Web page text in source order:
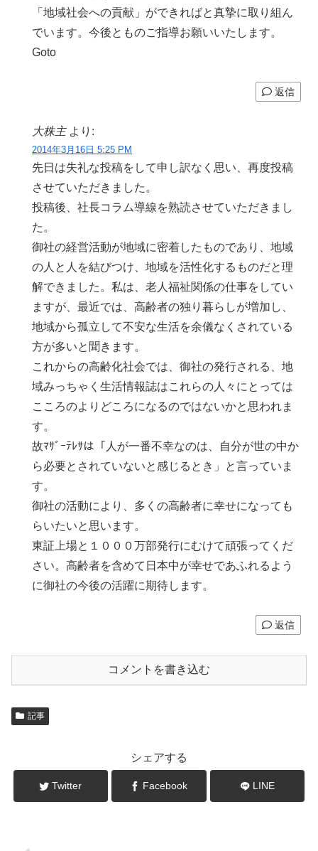
「地域社会への貢献」ができればと真摯に取り組ん
でいます。今後とものご指導お願いいたします。
Goto
返信
大株主 より:
2014年3月16日 5:25 PM
先日は失礼な投稿をして申し訳なく思い、再度投稿
させていただきました。
投稿後、社長コラム導線を熟読させていただきまし
た。
御社の経営活動が地域に密着したものであり、地域
の人と人を結びつけ、地域を活性化するものだと理
解できました。私は、老人福祉関係の仕事をしてい
ますが、最近では、高齢者の独り暮らしが増加し、
地域から孤立して不安な生活を余儀なくされている
方が多いと聞きます。
これからの高齢化社会では、御社の発行される、地
域みっちゃく生活情報誌はこれらの人々にとっては
こころのよりどころになるのではないかと思われま
す。
故ﾏｻﾞｰﾃﾚｻは「人が一番不幸なのは、自分が世の中か
ら必要とされていないと感じるとき」と言っていま
す。
御社の活動により、多くの高齢者に幸せになっても
らいたいと思います。
東証上場と１０００万部発行にむけて頑張ってくだ
さい。高齢者を含めて日本中が幸せであふれるよう
に御社の今後の活躍に期待します。
返信
コメントを書き込む
記事
シェアする
Twitter Facebook LINE